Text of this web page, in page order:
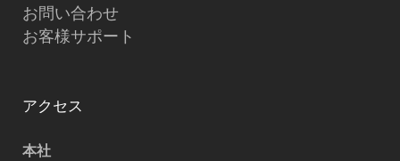
お問い合わせ
お客様サポート
アクセス
本社